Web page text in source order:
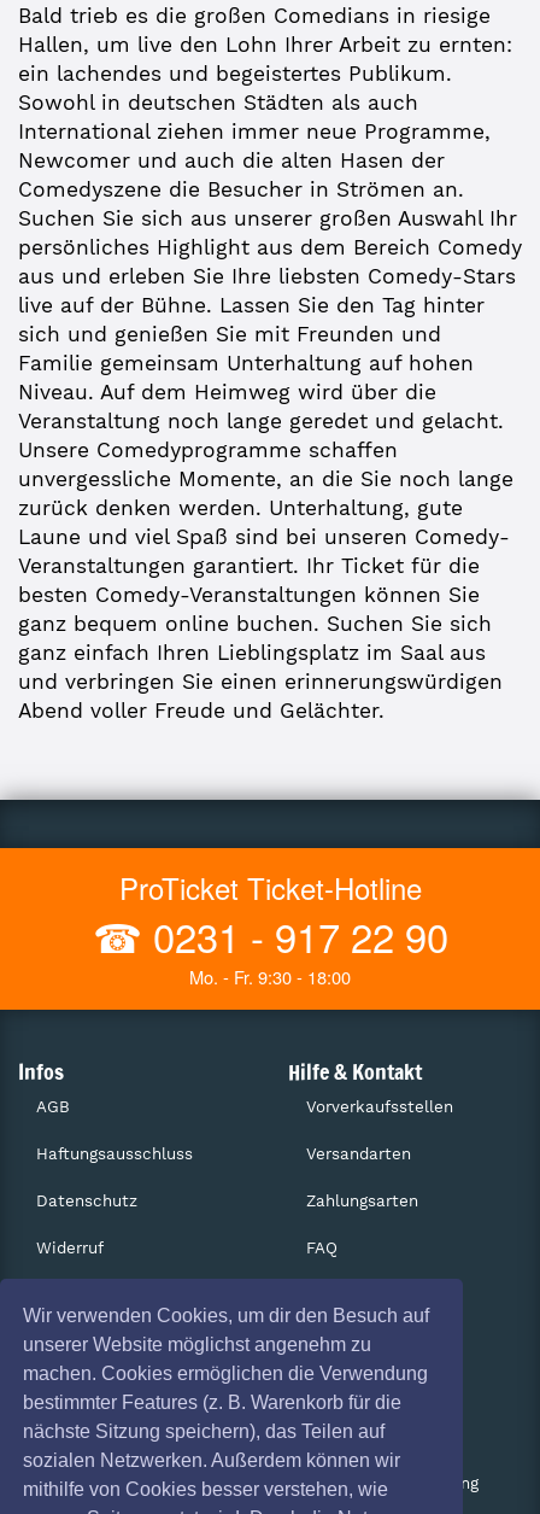
Wir verwenden Cookies, um dir den Besuch auf
unserer Website möglichst angenehm zu
machen. Cookies ermöglichen die Verwendung
bestimmter Features (z. B. Warenkorb für die
nächste Sitzung speichern), das Teilen auf
sozialen Netzwerken. Außerdem können wir
mithilfe von Cookies besser verstehen, wie
Bald trieb es die großen Comedians in riesige
Hallen, um live den Lohn Ihrer Arbeit zu ernten:
ein lachendes und begeistertes Publikum.
Sowohl in deutschen Städten als auch
International ziehen immer neue Programme,
Newcomer und auch die alten Hasen der
Comedyszene die Besucher in Strömen an.
Suchen Sie sich aus unserer großen Auswahl Ihr
persönliches Highlight aus dem Bereich Comedy
aus und erleben Sie Ihre liebsten Comedy-Stars
live auf der Bühne. Lassen Sie den Tag hinter
sich und genießen Sie mit Freunden und
Familie gemeinsam Unterhaltung auf hohen
Niveau. Auf dem Heimweg wird über die
Veranstaltung noch lange geredet und gelacht.
Unsere Comedyprogramme schaffen
unvergessliche Momente, an die Sie noch lange
zurück denken werden. Unterhaltung, gute
Laune und viel Spaß sind bei unseren Comedy-
Veranstaltungen garantiert. Ihr Ticket für die
besten Comedy-Veranstaltungen können Sie
ganz bequem online buchen. Suchen Sie sich
ganz einfach Ihren Lieblingsplatz im Saal aus
und verbringen Sie einen erinnerungswürdigen
Abend voller Freude und Gelächter.
ProTicket Ticket-Hotline
☎ 0231 - 917 22 90
Mo. - Fr. 9:30 - 18:00
Infos
AGB
Haftungsausschluss
Datenschutz
Widerruf
Absagen
Hilfe & Kontakt
Vorverkaufsstellen
Versandarten
Zahlungsarten
FAQ
Services
Gutscheine
Geschäftskunden
Kartenrückgabe
Besucherregistrierung